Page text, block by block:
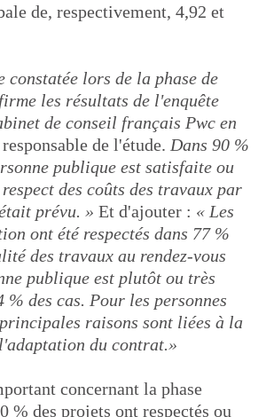
de, respectivement, 4,92 et
constatée lors de la phase de
les résultats de l'enquête
de conseil français Pwc en
de l'étude. Dans 90 %
publique est satisfaite ou
des coûts des travaux par
prévu. » Et d'ajouter : « Les
ont été respectés dans 77 %
des travaux au rendez-vous
publique est plutôt ou très
des cas. Pour les personnes
raisons sont liées à la
du contrat.»
concernant la phase
% des projets ont respectés ou